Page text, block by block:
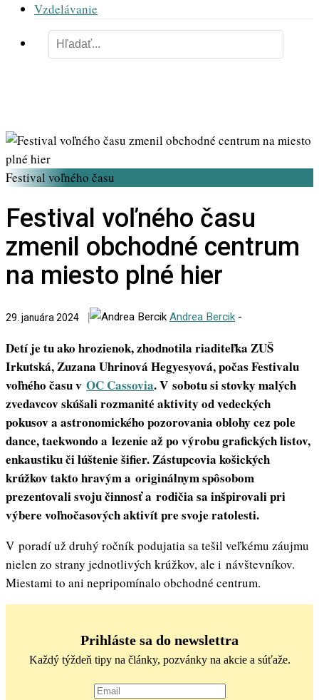
Vzdelávanie
Festival voľného času
Festival voľného času
zmenil obchodné centrum
na miesto plné hier
29. januára 2024 Andrea Bercik -
Detí je tu ako hrozienok, zhodnotila riaditeľka ZUŠ
Irkutská, Zuzana Uhrinová Hegyesyová, počas Festivalu
voľného času v OC Cassovia. V sobotu si stovky malých
zvedavcov skúšali rozmanité aktivity od vedeckých
pokusov a astronomického pozorovania oblohy cez pole
dance, taekwondo a lezenie až po výrobu grafických listov,
enkaustiku či lúštenie šifier. Zástupcovia košických
krúžkov takto hravým a originálnym spôsobom
prezentovali svoju činnosť a rodičia sa inšpirovali pri
výbere voľnočasových aktivít pre svoje ratolesti.
V poradí už druhý ročník podujatia sa tešil veľkému záujmu
nielen zo strany jednotlivých krúžkov, ale i návštevníkov.
Miestami to ani nepripomínalo obchodné centrum.
Prihláste sa do newslettra
Každý týždeň tipy na články, pozvánky na akcie a súťaže.